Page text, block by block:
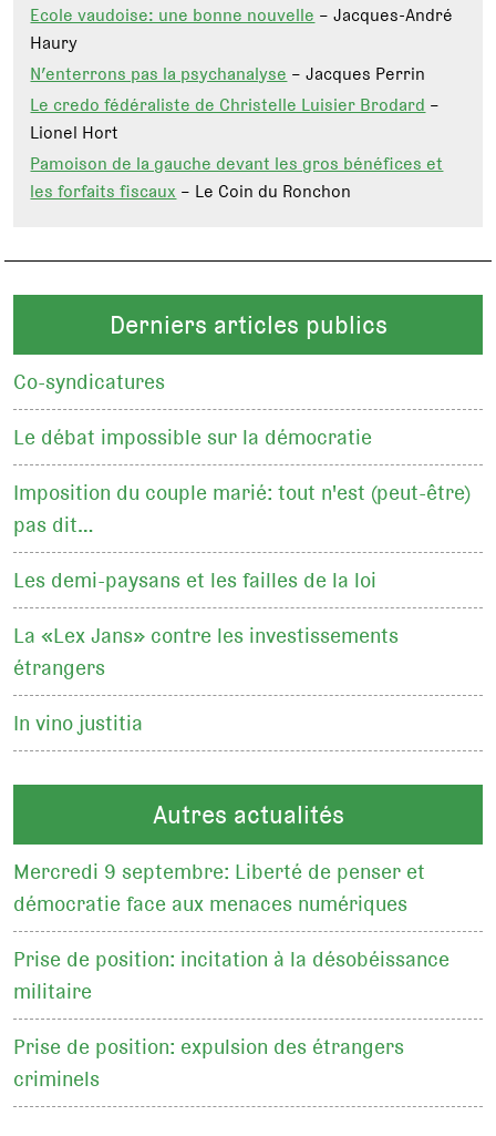
Ecole vaudoise: une bonne nouvelle– Jacques-André
Haury
N’enterrons pas la psychanalyse– Jacques Perrin
Le credo fédéraliste de Christelle Luisier Brodard–
Lionel Hort
Pamoison de la gauche devant les gros bénéfices et
les forfaits fiscaux– Le Coin du Ronchon
Derniers articles publics
Co-syndicatures
Le débat impossible sur la démocratie
Imposition du couple marié: tout n'est (peut-être)
pas dit…
Les demi-paysans et les failles de la loi
La «Lex Jans» contre les investissements
étrangers
In vino justitia
Autres actualités
Mercredi 9 septembre: Liberté de penser et
démocratie face aux menaces numériques
Prise de position: incitation à la désobéissance
militaire
Prise de position: expulsion des étrangers
criminels